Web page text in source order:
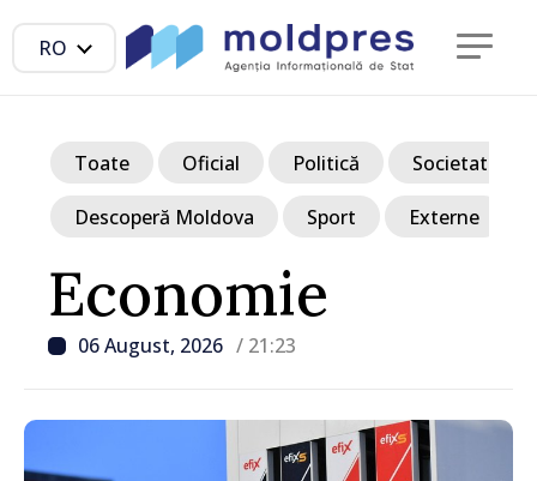
RO
Economie
06 August, 2026 / 21:23
Toate Oficial Politică Societate
Descoperă Moldova Sport Externe